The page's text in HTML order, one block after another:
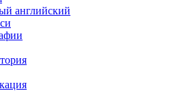
английский